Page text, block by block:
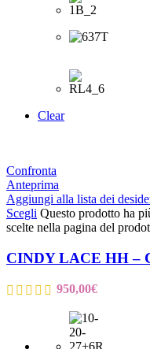
Clear
Confronta
Anteprima
Aggiungi alla lista dei
Scegli Questo prodotto ha
scelte nella pagina del
CINDY LACE HH –
950,00€